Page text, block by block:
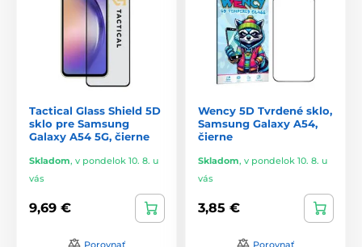
Tactical Glass Shield 5D
sklo pre Samsung
Galaxy A54 5G, čierne
Skladom, v pondelok 10. 8. u
vás
9,69 €
Porovnať
Wency 5D Tvrdené sklo,
Samsung Galaxy A54,
čierne
Skladom, v pondelok 10. 8. u
vás
3,85 €
Porovnať